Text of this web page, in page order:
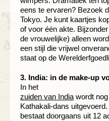
eens te ervaren? Bezoek
Tokyo. Je kunt kaartjes
of voor één akte.
de vrouwelijke) alleen
een stijl die vrijwel
staat op de
3. India: in de make-up
In het
zuiden van India wordt
Kathakali-dans
bestaat doorgaans uit 12